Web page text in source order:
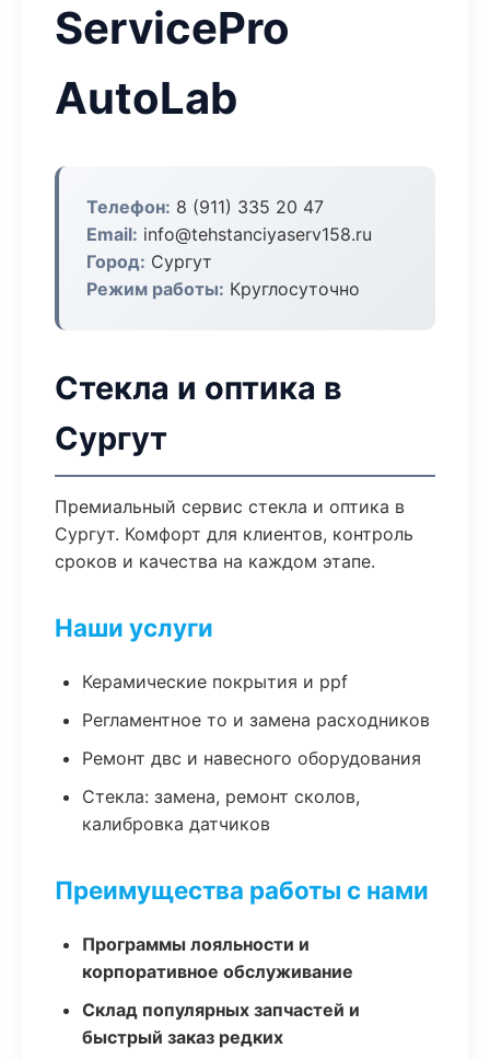
ServicePro
AutoLab
Телефон: 8 (911) 335 20 47
Email: info@tehstanciyaserv158.ru
Город: Сургут
Режим работы: Круглосуточно
Стекла и оптика в
Сургут
Премиальный сервис стекла и оптика в
Сургут. Комфорт для клиентов, контроль
сроков и качества на каждом этапе.
Наши услуги
Керамические покрытия и ppf
Регламентное то и замена расходников
Ремонт двс и навесного оборудования
Стекла: замена, ремонт сколов,
калибровка датчиков
Преимущества работы с нами
Программы лояльности и
корпоративное обслуживание
Склад популярных запчастей и
быстрый заказ редких